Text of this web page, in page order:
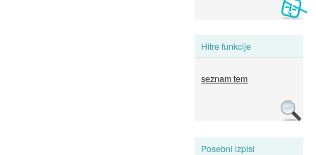
Hitre funkcije
seznam tem
Posebni izpisi